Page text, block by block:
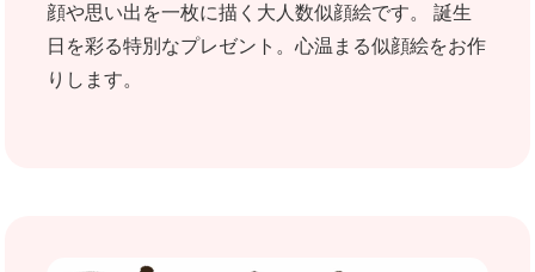
顔や思い出を一枚に描く大人数似顔絵です。 誕生
日を彩る特別なプレゼント。心温まる似顔絵をお作
りします。